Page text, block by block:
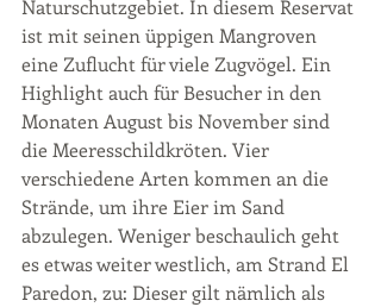
Naturschutzgebiet. In diesem Reservat
ist mit seinen üppigen Mangroven
eine Zuflucht für viele Zugvögel. Ein
Highlight auch für Besucher in den
Monaten August bis November sind
die Meeresschildkröten. Vier
verschiedene Arten kommen an die
Strände, um ihre Eier im Sand
abzulegen. Weniger beschaulich geht
es etwas weiter westlich, am Strand El
Paredon, zu: Dieser gilt nämlich als